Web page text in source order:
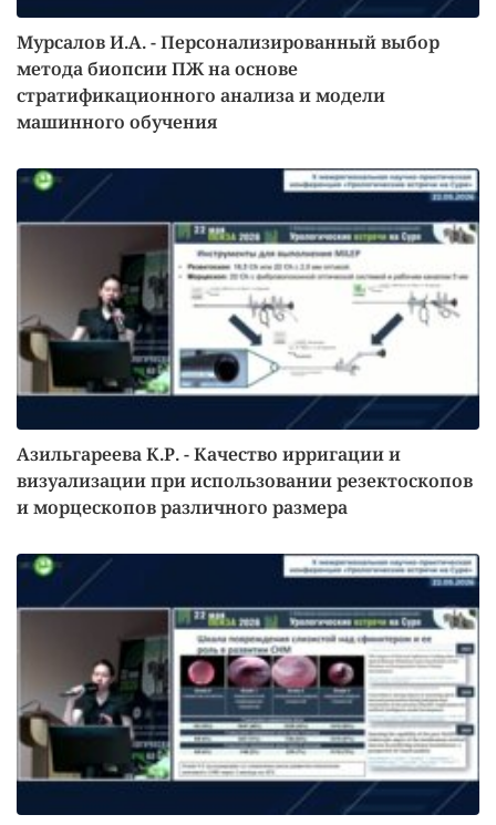
Мурсалов И.А. - Персонализированный выбор
метода биопсии ПЖ на основе
стратификационного анализа и модели
машинного обучения
Азильгареева К.Р. - Качество ирригации и
визуализации при использовании резектоскопов
и морцескопов различного размера